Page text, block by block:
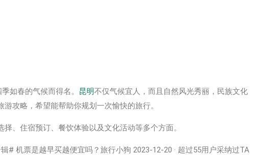
如春的气候而得名。 昆明不仅气候宜人，而且自然风光秀丽，民族文化
游攻略，希望能帮助你规划一次愉快的旅行。
、住宿预订、餐饮体验以及文化活动等多个方面。
# 机票是越早买越便宜吗？旅行小狗 2023-12-20 · 超过55用户采纳过TA